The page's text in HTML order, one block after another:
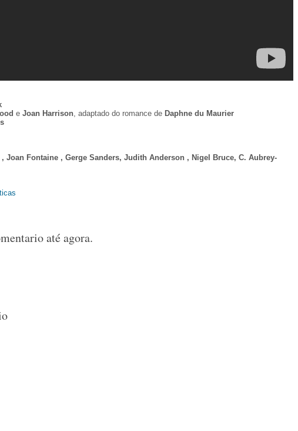
e Joan Harrison, adaptado do romance de Daphne du Maurier
Joan Fontaine , Gerge Sanders, Judith Anderson , Nigel Bruce, C. Aubrey-
até agora.